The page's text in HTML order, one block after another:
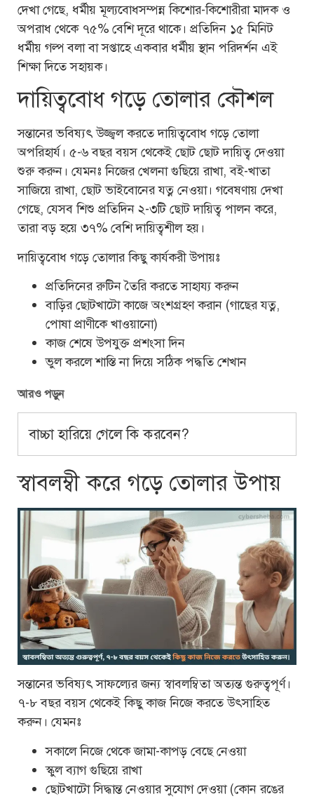
দেখা গেছে, ধর্মীয় মূল্যবোধসম্পন্ন কিশোর-কিশোরীরা মাদক ও
অপরাধ থেকে ৭৫% বেশি দূরে থাকে। প্রতিদিন ১৫ মিনিট
ধর্মীয় গল্প বলা বা সপ্তাহে একবার ধর্মীয় স্থান পরিদর্শন এই
শিক্ষা দিতে সহায়ক।
দায়িত্ববোধ গড়ে তোলার কৌশল
সন্তানের ভবিষ্যৎ উজ্জ্বল করতে দায়িত্ববোধ গড়ে তোলা
অপরিহার্য। ৫-৬ বছর বয়স থেকেই ছোট ছোট দায়িত্ব দেওয়া
শুরু করুন। যেমনঃ নিজের খেলনা গুছিয়ে রাখা, বই-খাতা
সাজিয়ে রাখা, ছোট ভাইবোনের যত্ন নেওয়া। গবেষণায় দেখা
গেছে, যেসব শিশু প্রতিদিন ২-৩টি ছোট দায়িত্ব পালন করে,
তারা বড় হয়ে ৩৭% বেশি দায়িত্বশীল হয়।
দায়িত্ববোধ গড়ে তোলার কিছু কার্যকরী উপায়ঃ
প্রতিদিনের রুটিন তৈরি করতে সাহায্য করুন
বাড়ির ছোটখাটো কাজে অংশগ্রহণ করান (গাছের যত্ন,
পোষা প্রাণীকে খাওয়ানো)
কাজ শেষে উপযুক্ত প্রশংসা দিন
ভুল করলে শাস্তি না দিয়ে সঠিক পদ্ধতি শেখান
আরও পড়ুন
বাচ্চা হারিয়ে গেলে কি করবেন?
স্বাবলম্বী করে গড়ে তোলার উপায়
সন্তানের ভবিষ্যৎ সাফল্যের জন্য স্বাবলম্বিতা অত্যন্ত গুরুত্বপূর্ণ।
৭-৮ বছর বয়স থেকেই কিছু কাজ নিজে করতে উৎসাহিত
করুন। যেমনঃ
সকালে নিজে থেকে জামা-কাপড় বেছে নেওয়া
স্কুল ব্যাগ গুছিয়ে রাখা
ছোটখাটো সিদ্ধান্ত নেওয়ার সুযোগ দেওয়া (কোন রঙের